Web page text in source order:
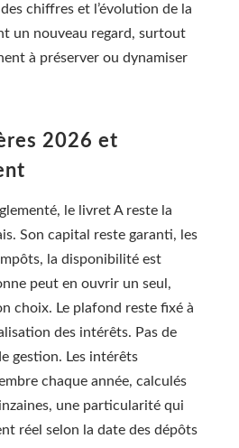
chiffres et l’évolution de la
un nouveau regard, surtout
à préserver ou dynamiser
2026 et
le livret A reste la
Son capital reste garanti, les
la disponibilité est
peut en ouvrir un seul,
choix. Le plafond reste fixé à
des intérêts. Pas de
gestion. Les intérêts
chaque année, calculés
une particularité qui
réel selon la date des dépôts